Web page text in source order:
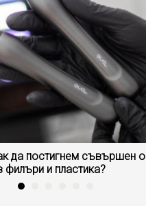
да постигнем съвършен
филъри и пластика?